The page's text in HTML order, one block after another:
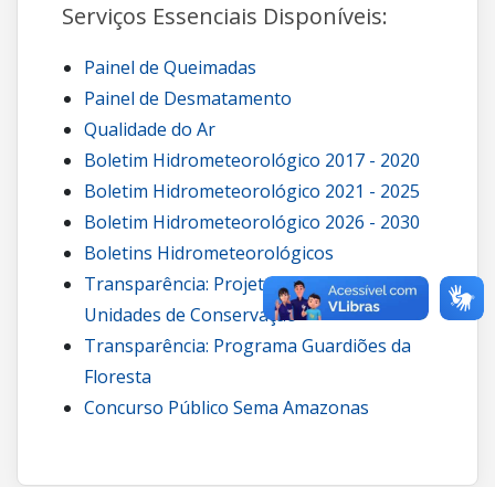
Serviços Essenciais Disponíveis:
Painel de Queimadas
Painel de Desmatamento
Qualidade do Ar
Boletim Hidrometeorológico 2017 - 2020
Boletim Hidrometeorológico 2021 - 2025
Boletim Hidrometeorológico 2026 - 2030
Boletins Hidrometeorológicos
Transparência: Projetos de carbono em
Unidades de Conservação
Transparência: Programa Guardiões da
Floresta
Concurso Público Sema Amazonas